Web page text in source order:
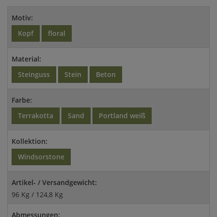
Motiv:
Kopf
floral
Material:
Steinguss
Stein Beton
Farbe:
Terrakotta
Sand Portland weiß
Kollektion:
Windsorstone
Artikel- / Versandgewicht:
96 Kg / 124,8 Kg
Abmessungen: